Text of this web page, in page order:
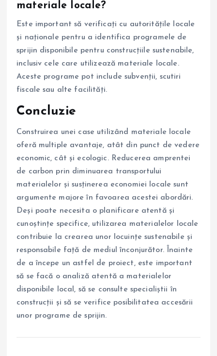
materiale locale?
Este important să verificați cu autoritățile locale
și naționale pentru a identifica programele de
sprijin disponibile pentru construcțiile sustenabile,
inclusiv cele care utilizează materiale locale.
Aceste programe pot include subvenții, scutiri
fiscale sau alte facilități.
Concluzie
Construirea unei case utilizând materiale locale
oferă multiple avantaje, atât din punct de vedere
economic, cât și ecologic. Reducerea amprentei
de carbon prin diminuarea transportului
materialelor și susținerea economiei locale sunt
argumente majore în favoarea acestei abordări.
Deși poate necesita o planificare atentă și
cunoștințe specifice, utilizarea materialelor locale
contribuie la crearea unor locuințe sustenabile și
responsabile față de mediul înconjurător. Înainte
de a începe un astfel de proiect, este important
să se facă o analiză atentă a materialelor
disponibile local, să se consulte specialiștii în
construcții și să se verifice posibilitatea accesării
unor programe de sprijin.